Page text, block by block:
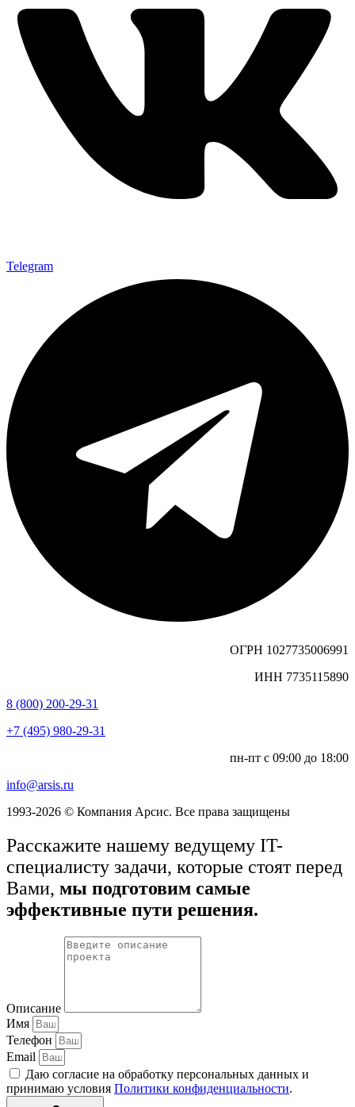
Telegram
ОГРН 1027735006991
ИНН 7735115890
8 (800) 200-29-31
+7 (495) 980-29-31
пн-пт с 09:00 до 18:00
info@arsis.ru
1993-2026 © Компания Арсис. Все права защищены
Расскажите нашему ведущему IT-
специалисту задачи, которые стоят перед
Вами, мы подготовим самые
эффективные пути решения.
Описание
Имя
Телефон
Email
Даю согласие на обработку персональных данных и
принимаю условия Политики конфиденциальности.